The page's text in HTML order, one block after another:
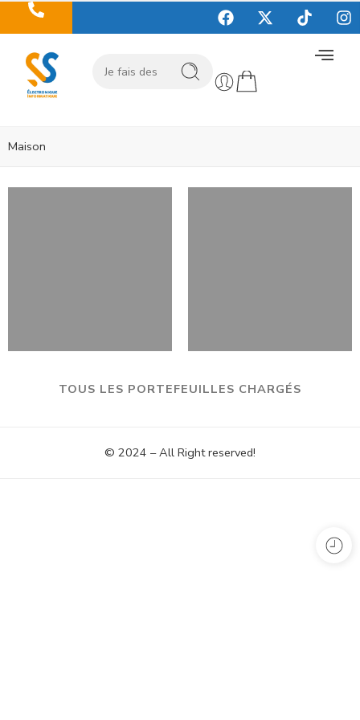
Maison
TOUS LES PORTEFEUILLES CHARGÉS
© 2024 – All Right reserved!